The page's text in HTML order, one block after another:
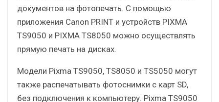
документов на фотопечать. С помощью
приложения Canon PRINT и устройств PIXMA
TS9050 и PIXMA TS8050 можно осуществлять
прямую печать на дисках.
Модели Pixma TS9050, TS8050 и TS5050 могут
также распечатывать фотоснимки с карт SD,
без подключения к компьютеру. Pixma TS9050